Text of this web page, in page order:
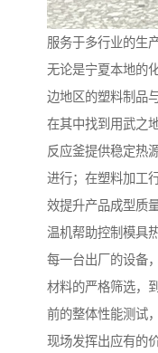
服务于多行业的生
无论是宁夏本地的
边地区的塑料制品
在其中找到用武之
反应釜提供稳定热
进行；在塑料加工
效提升产品成型质
温机帮助控制模具
每一台出厂的设备
材料的严格筛选，
前的整体性能测试
现场发挥出应有的价